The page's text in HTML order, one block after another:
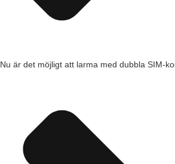
Nu är det möjligt att larma med dubbla SIM-